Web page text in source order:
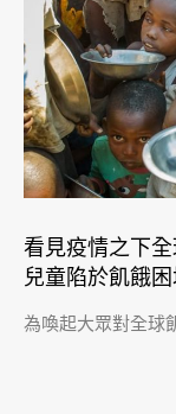
看見疫情之下
兒童陷於飢餓
為喚起大眾對全球